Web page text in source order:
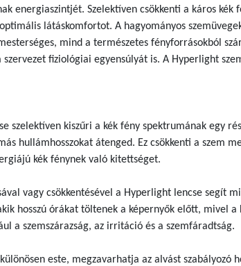
energiaszintjét. Szelektíven csökkenti a káros kék
látáskomfortot. A hagyományos
mind a természetes fényforrásokból
fiziológiai egyensúlyát is. A Hyperlight
szelektíven kiszűri a kék fény spektrumának egy
hullámhosszokat átenged. Ez csökkenti a szem
kék fénynek való kitettséget.
vagy csökkentésével a Hyperlight lencse segít
hosszú órákat töltenek a képernyők előtt, mivel
a szemszárazság, az irritáció és a szemfáradtság.
este, megzavarhatja az alvást szabályozó